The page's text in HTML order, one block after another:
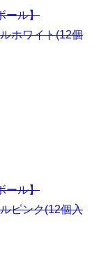
ール】
ホワイト(12個
ール】
ピンク(12個入